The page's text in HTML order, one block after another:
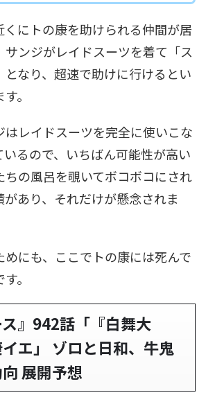
くにトの康を助けられる仲間が居
サンジがレイドスーツを着て「ス
なり、超速で助けに行けるとい
。
はレイドスーツを完全に使いこな
るので、いちばん可能性が高い
ちの風呂を覗いてボコボコにされ
あり、それだけが懸念されま
めにも、ここでトの康には死んで
。
ス』942話「『白舞大
エ」 ゾロと日和、牛鬼
展開予想